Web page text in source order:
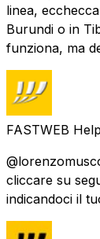
linea,
Burundi o in
funziona, ma
FASTWEB Help
cliccare su
indicandoci il